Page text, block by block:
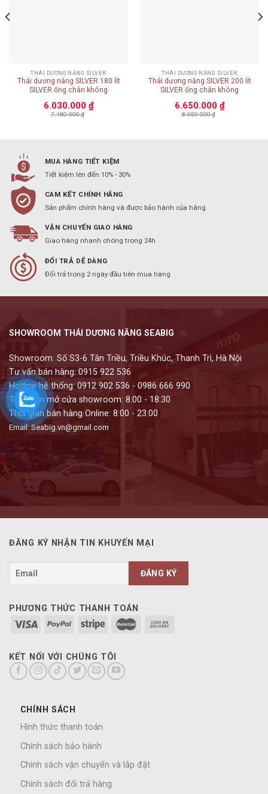
THÁI DƯƠNG NĂNG SILVER
Thái dương năng SILVER 180 lít
SILVER ống chân không
6.030.000 ₫
7.180.000₫
THÁI DƯƠNG NĂNG SILVER
Thái dương năng SILVER 200 lít
SILVER ống chân không
6.650.000 ₫
8.050.000₫
MUA HÀNG TIẾT KIỆM
Tiết kiệm lên đến 10% - 30%
CAM KẾT CHÍNH HÃNG
Sản phẩm chính hàng và được bảo hành của hãng
VẬN CHUYỂN GIAO HÀNG
Giao hàng nhanh chóng trong 24h
ĐỔI TRẢ DỄ DÀNG
Đổi trả trong 2 ngày đầu tiên mua hàng
SHOWROOM THÁI DƯƠNG NĂNG SEABIG
Showroom: Số S3-6 Tân Triều, Triều Khúc, Thanh Trì, Hà Nội
Tư vấn bán hàng: 0915 922 536
Hotline hệ thống: 0912 902 536 - 0986 666 990
Thời gian mở cửa showroom: 8:00 - 18:30
Thời gian bán hàng Online: 8:00 - 23:00
Email: Seabig.vn@gmail.com
ĐĂNG KÝ NHẬN TIN KHUYẾN MẠI
PHƯƠNG THỨC THANH TOÁN
KẾT NỐI VỚI CHÚNG TÔI
CHÍNH SÁCH
Hình thức thanh toán
Chính sách bảo hành
Chính sách vận chuyển và lắp đặt
Chính sách đổi trả hàng